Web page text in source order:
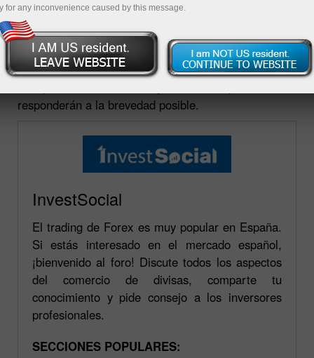
En esta página presentamos una lista de foros en los
que se representa oficialmente a la compañía
InstaForex. Usted podrá formular sus preguntas en
responderán a la brevedad posible.
InvestSocial
El trading de Forex es muy popular en España.
Si estás interesado en el mercado español,
¡bienvenido al foro! Discute todos los aspectos
del comercio de divisas, comparte tu
conocimiento y pide consejo a los inversores
profesionales.
SECCIONES POPULARES:
for any inconvenience caused by this message.